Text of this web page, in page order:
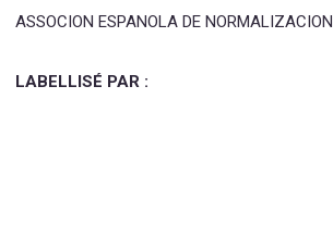
ASSOCION ESPANOLA DE NORMALIZACION
LABELLISÉ PAR :